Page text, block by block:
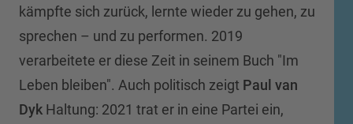
kämpfte sich zurück, lernte wieder zu gehen, zu
sprechen – und zu performen. 2019
verarbeitete er diese Zeit in seinem Buch "Im
Leben bleiben". Auch politisch zeigt Paul van
Dyk Haltung: 2021 trat er in eine Partei ein,